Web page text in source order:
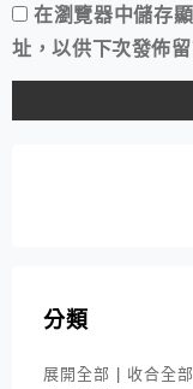
在瀏覽器中儲存
址，以供下次發佈
分類
展開全部 | 收合全部